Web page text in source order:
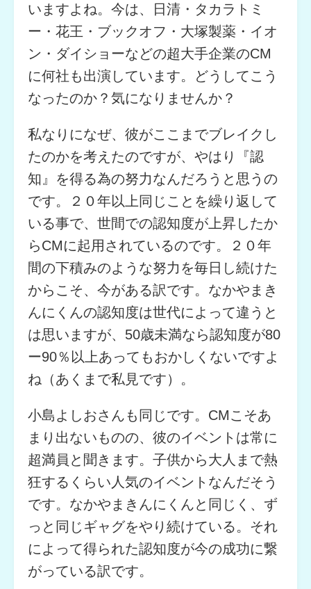
いますよね。今は、日清・タカラトミ
ー・花王・ブックオフ・大塚製薬・イオ
ン・ダイショーなどの超大手企業のCM
に何社も出演しています。どうしてこう
なったのか？気になりませんか？
私なりになぜ、彼がここまでブレイクし
たのかを考えたのですが、やはり『認
知』を得る為の努力なんだろうと思うの
です。２０年以上同じことを繰り返して
いる事で、世間での認知度が上昇したか
らCMに起用されているのです。２０年
間の下積みのような努力を毎日し続けた
からこそ、今がある訳です。なかやまき
んにくんの認知度は世代によって違うと
は思いますが、50歳未満なら認知度が80
ー90％以上あってもおかしくないですよ
ね（あくまで私見です）。
小島よしおさんも同じです。CMこそあ
まり出ないものの、彼のイベントは常に
超満員と聞きます。子供から大人まで熱
狂するくらい人気のイベントなんだそう
です。なかやまきんにくんと同じく、ず
っと同じギャグをやり続けている。それ
によって得られた認知度が今の成功に繋
がっている訳です。